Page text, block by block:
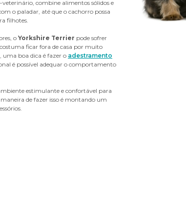
do pet. É muito importante que o tutor faça a escovação
duas vezes por semana para evitar o surgimento de
de restos de comida enquanto o cão se diverte.
combine alimentos sólidos e
o paladar, até que o cachorro possa
filhotes.
o Yorkshire Terrier pode sofrer
costuma ficar fora de casa por muito
uma boa dica é fazer o adestramento
é possível adequar o comportamento
estimulante e confortável para
de fazer isso é montando um